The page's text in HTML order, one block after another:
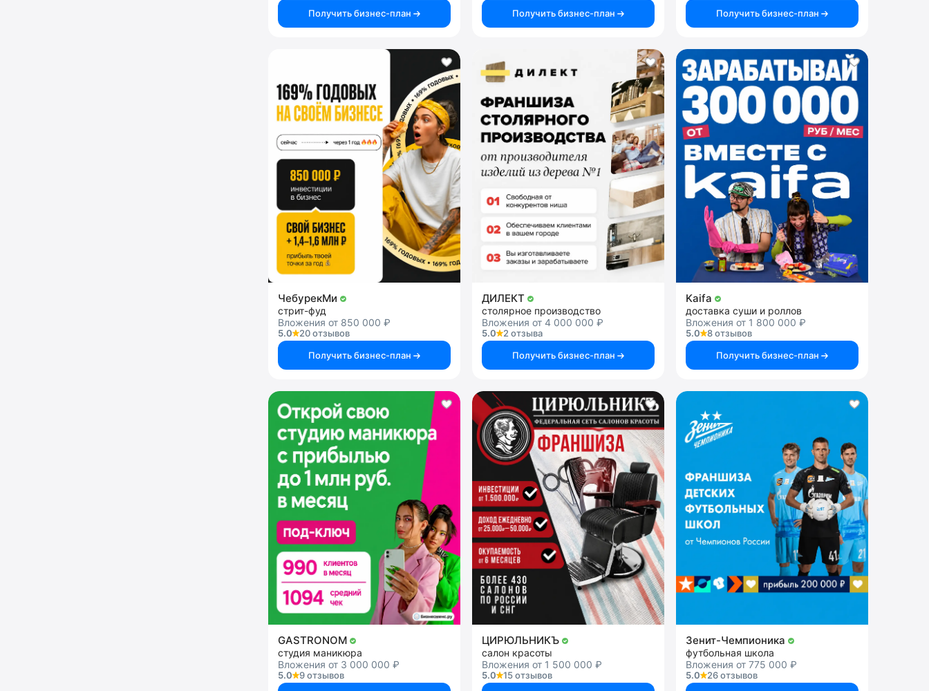
Получить бизнес-план
Получить бизнес-план
Получить бизнес-план
ЧебурекМи
стрит-фуд
Вложения от 850 000 ₽
5.0
20 отзывов
Получить бизнес-план
ДИЛЕКТ
столярное производство
Вложения от 4 000 000 ₽
5.0
2 отзыва
Получить бизнес-план
Kaifa
доставка суши и роллов
Вложения от 1 800 000 ₽
5.0
8 отзывов
Получить бизнес-план
GASTRONOM
студия маникюра
Вложения от 3 000 000 ₽
5.0
9 отзывов
ЦИРЮЛЬНИКЪ
салон красоты
Вложения от 1 500 000 ₽
5.0
15 отзывов
Зенит-Чемпионика
футбольная школа
Вложения от 775 000 ₽
5.0
26 отзывов